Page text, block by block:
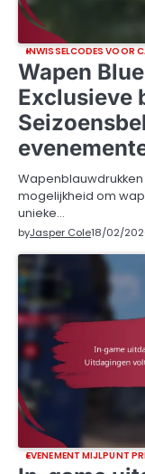
INWISSELCODES VOOR
Wapen
Exclusieve
mogelijkheid om
unieke…
byJasper Cole18/02/
EVENEMENT MIJLPUNT